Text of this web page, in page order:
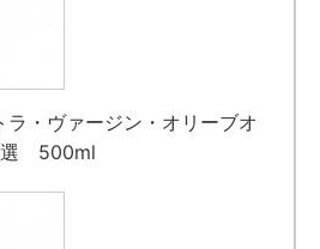
ラ・ヴァージン・オリーブオ
選 500ml